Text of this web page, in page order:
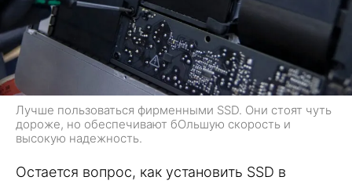
Лучше пользоваться фирменными SSD. Они стоят чуть
дороже, но обеспечивают бОльшую скорость и
высокую надежность.
Остается вопрос, как установить SSD в